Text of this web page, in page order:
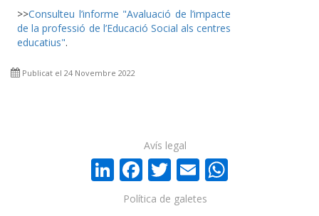
>>Consulteu l’informe "Avaluació de l’impacte
de la professió de l’Educació Social als centres
educatius".
Publicat el 24 Novembre 2022
LinkedIn
Facebook
Twitter
Email
Política de galetes
Avís legal